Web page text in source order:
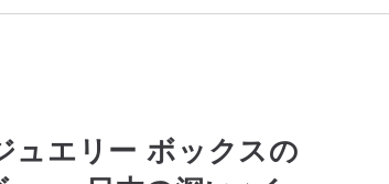
ュエリー ボックスの